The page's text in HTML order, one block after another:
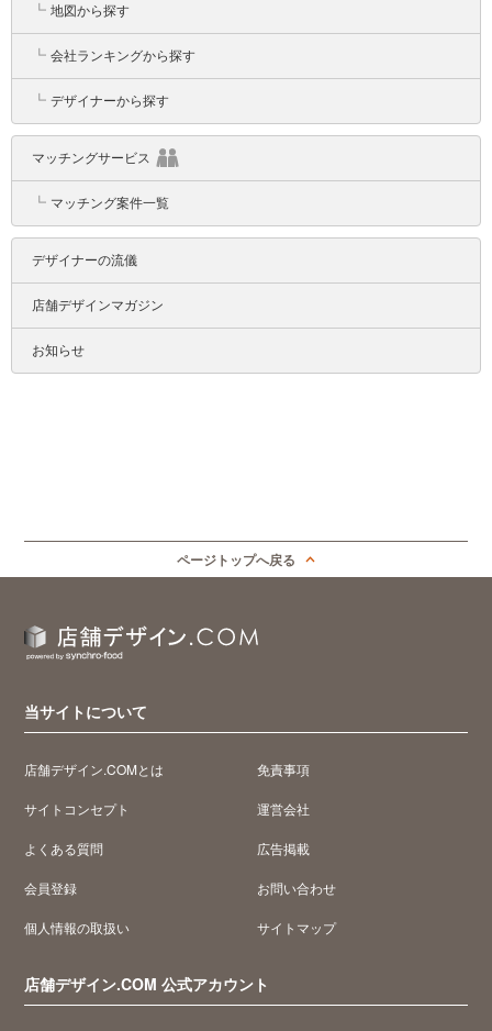
┗ 地図から探す
┗ 会社ランキングから探す
┗ デザイナーから探す
マッチングサービス
┗ マッチング案件一覧
デザイナーの流儀
店舗デザインマガジン
お知らせ
ページトップへ戻る
当サイトについて
店舗デザイン.COMとは
サイトコンセプト
よくある質問
会員登録
個人情報の取扱い
免責事項
運営会社
広告掲載
お問い合わせ
サイトマップ
店舗デザイン.COM 公式アカウント